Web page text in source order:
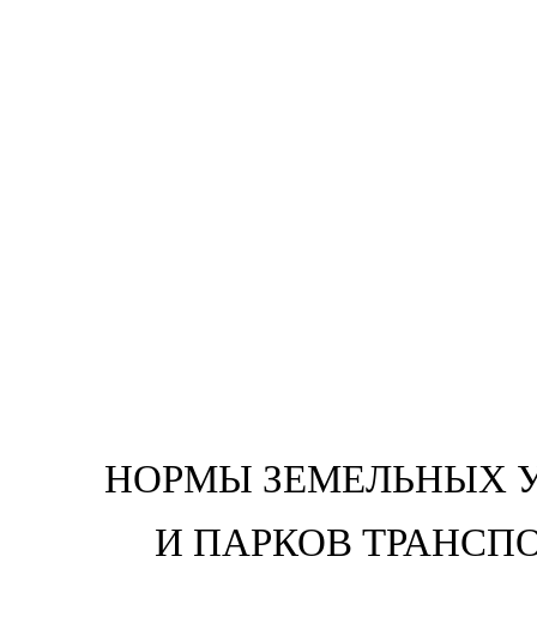
НОРМЫ ЗЕМЕЛЬНЫХ
И ПАРКОВ